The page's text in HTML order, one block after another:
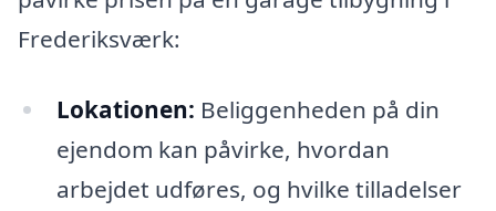
Frederiksværk:
Lokationen: Beliggenheden på din
ejendom kan påvirke, hvordan
arbejdet udføres, og hvilke tilladelser